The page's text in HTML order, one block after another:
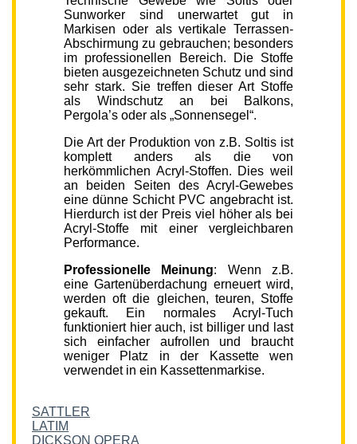
Sunworker sind unerwartet gut in
Markisen oder als vertikale Terrassen-
Abschirmung zu gebrauchen; besonders
im professionellen Bereich. Die Stoffe
bieten ausgezeichneten Schutz und sind
sehr stark. Sie treffen dieser Art Stoffe
als Windschutz an bei Balkons,
Pergola’s oder als „Sonnensegel“.
Die Art der Produktion von z.B. Soltis ist
komplett anders als die von
herkömmlichen Acryl-Stoffen. Dies weil
an beiden Seiten des Acryl-Gewebes
eine dünne Schicht PVC angebracht ist.
Hierdurch ist der Preis viel höher als bei
Acryl-Stoffe mit einer vergleichbaren
Performance.
Professionelle Meinung: Wenn z.B.
eine Gartenüberdachung erneuert wird,
werden oft die gleichen, teuren, Stoffe
gekauft. Ein normales Acryl-Tuch
funktioniert hier auch, ist billiger und last
sich einfacher aufrollen und braucht
weniger Platz in der Kassette wen
verwendet in ein Kassettenmarkise.
SATTLER
LATIM
DICKSON OPERA